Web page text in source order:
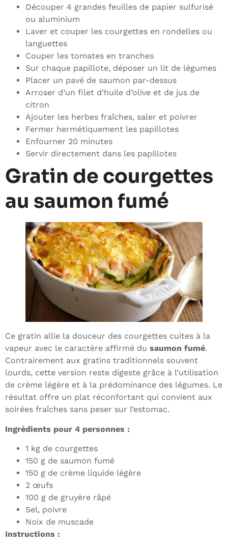
Découper 4 grandes feuilles de papier sulfurisé
ou aluminium
Laver et couper les courgettes en rondelles ou
languettes
Couper les tomates en tranches
Sur chaque papillote, déposer un lit de légumes
Placer un pavé de saumon par-dessus
Arroser d’un filet d’huile d’olive et de jus de
citron
Ajouter les herbes fraîches, saler et poivrer
Fermer hermétiquement les papillotes
Enfourner 20 minutes
Servir directement dans les papillotes
Gratin de courgettes
au saumon fumé
Ce gratin allie la douceur des courgettes cuites à la
vapeur avec le caractère affirmé du saumon fumé.
Contrairement aux gratins traditionnels souvent
lourds, cette version reste digeste grâce à l’utilisation
de crème légère et à la prédominance des légumes. Le
résultat offre un plat réconfortant qui convient aux
soirées fraîches sans peser sur l’estomac.
Ingrédients pour 4 personnes :
1 kg de courgettes
150 g de saumon fumé
150 g de crème liquide légère
2 œufs
100 g de gruyère râpé
Sel, poivre
Noix de muscade
Instructions :